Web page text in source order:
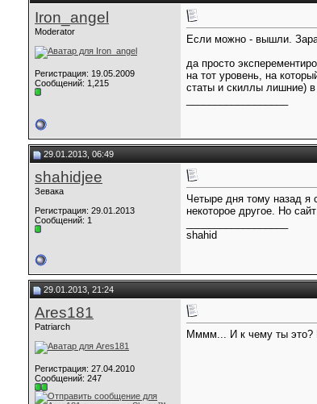
Iron_angel
Moderator
Регистрация: 19.05.2009
Сообщений: 1,215
Если можно - вышли.
да просто
на тот уровень, на
статы и скиллы лишние) в
29.01.2013, 06:49
shahidjee
Зевака
Регистрация: 29.01.2013
Сообщений: 1
Четыре дня тому назад я
некоторое другое. Но
shahid
29.01.2013, 21:24
Ares181
Patriarch
Регистрация: 27.04.2010
Сообщений: 247
Мммм... И к чему ты это?